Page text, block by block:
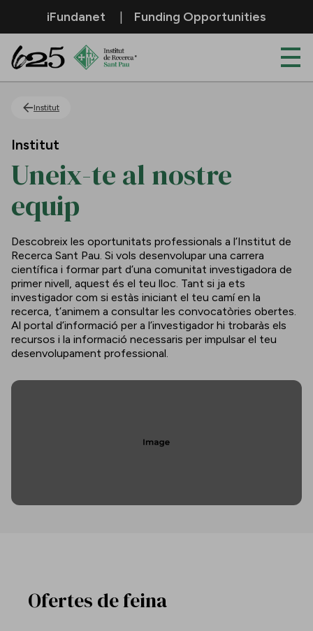
Salta al contingut principal
iFundanet Funding Opportunities
Institut
Institut
Uneix-te al nostre
equip
Descobreix les oportunitats professionals a l’Institut de
Recerca Sant Pau. Si vols desenvolupar una carrera
científica i formar part d’una comunitat investigadora de
primer nivell, aquest és el teu lloc. Tant si ja ets
investigador com si estàs iniciant el teu camí en la
recerca, t’animem a consultar les convocatòries obertes.
Al portal d’informació per a l’investigador hi trobaràs els
recursos i la informació necessaris per impulsar el teu
desenvolupament professional.
Ofertes de feina